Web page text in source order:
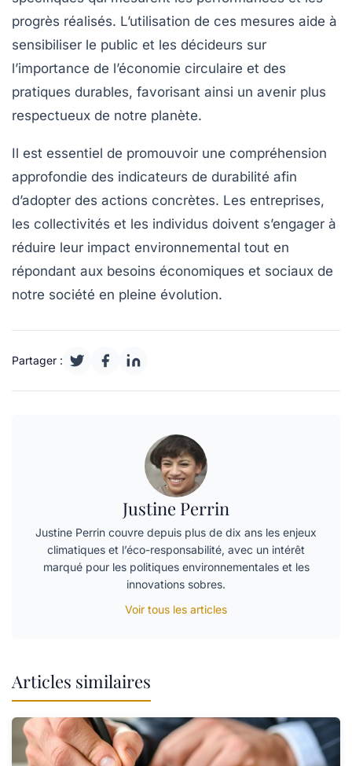
progrès réalisés. L’utilisation de ces mesures aide à
sensibiliser le public et les décideurs sur
l’importance de l’économie circulaire et des
pratiques durables, favorisant ainsi un avenir plus
respectueux de notre planète.
Il est essentiel de promouvoir une compréhension
approfondie des indicateurs de durabilité afin
d’adopter des actions concrètes. Les entreprises,
les collectivités et les individus doivent s’engager à
réduire leur impact environnemental tout en
répondant aux besoins économiques et sociaux de
notre société en pleine évolution.
Partager :
Justine Perrin
Justine Perrin couvre depuis plus de dix ans les enjeux
climatiques et l’éco-responsabilité, avec un intérêt
marqué pour les politiques environnementales et les
innovations sobres.
Voir tous les articles
Articles similaires